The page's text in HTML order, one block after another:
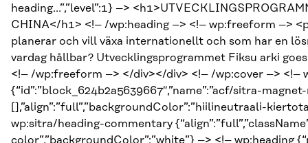
heading…”,”level”:1} –>
CHINA</h1> <!– /wp:heading –> <!– wp:freeform –>
planerar och vill växa internationellt och som har en
vardag hållbar? Utvecklingsprogrammet Fiksu arki
<!– /wp:freeform –> </div></div> <!– /wp:cover –> <!–
{“id”:”block_624b2a5639667″,”name”:”acf/sitra-magnet-
[],”align”:”full”,”backgroundColor”:”hiilineutraali-
wp:sitra/heading-commentary
color”,”backgroundColor”:”white”} –> <!– wp:heading